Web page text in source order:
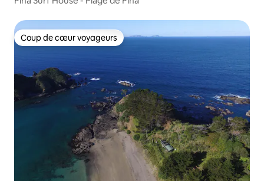
Coup de cœur voyageurs
Coup de cœur voyageurs